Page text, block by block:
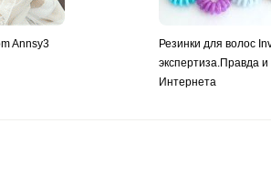
Annsy3
Резинки для волос
экспертиза.Правда
Интернета